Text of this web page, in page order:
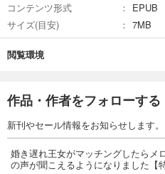
コンテンツ形式
EPUB
サイズ(目安)
7MB
閲覧環境
作品・作者をフォローする
新刊やセール情報をお知らせします。
婚き遅れ王女がマッチングしたらメ
の声が聞こえるようになりました【